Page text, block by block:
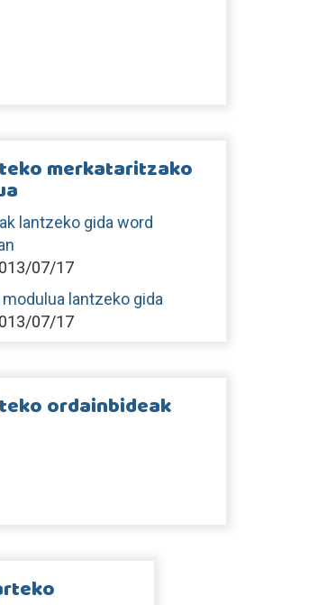
merkataritzako
lantzeko gida word
07/17
lantzeko gida
07/17
ordainbideak